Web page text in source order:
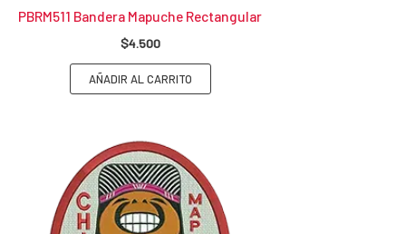
PBRM511 Bandera Mapuche Rectangular
$4.500
AÑADIR AL CARRITO